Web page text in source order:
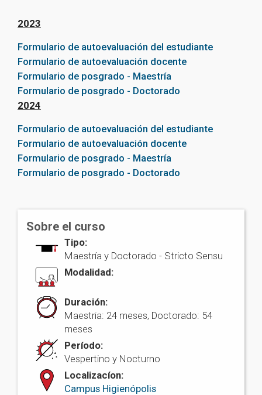
2023
Formulario de autoevaluación del estudiante
Formulario de autoevaluación docente
Formulario de posgrado - Maestría
Formulario de posgrado - Doctorado
2024
Formulario de autoevaluación del estudiante
Formulario de autoevaluación docente
Formulario de posgrado - Maestría
Formulario de posgrado - Doctorado
Sobre el curso
Tipo:
Maestría y Doctorado - Stricto Sensu
Modalidad:
Duración:
Maestria: 24 meses, Doctorado: 54
meses
Período:
Vespertino y Nocturno
Localizacíon:
Campus Higienópolis